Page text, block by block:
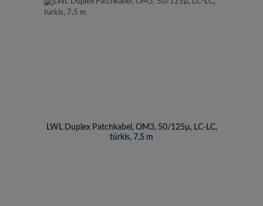
LWL Duplex Patchkabel, OM3, 50/125µ, LC-LC,
türkis, 7,5 m